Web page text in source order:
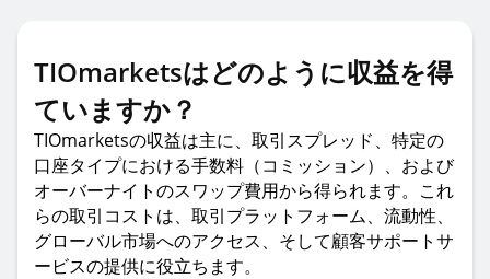
TIOmarketsはどのように収益を得
ていますか？
TIOmarketsの収益は主に、取引スプレッド、特定の
口座タイプにおける手数料（コミッション）、および
オーバーナイトのスワップ費用から得られます。これ
らの取引コストは、取引プラットフォーム、流動性、
グローバル市場へのアクセス、そして顧客サポートサ
ービスの提供に役立ちます。